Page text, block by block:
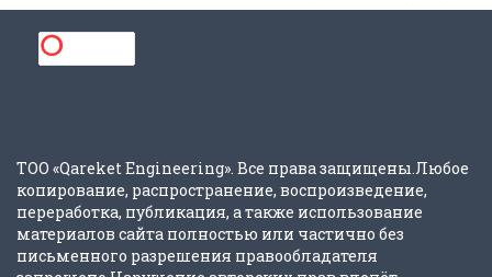
ТОО «Qareket Engineering». Все права защищены.Любое
копирование, распространение, воспроизведение,
переработка, публикация, а также использование
материалов сайта полностью или частично без
письменного разрешения правообладателя